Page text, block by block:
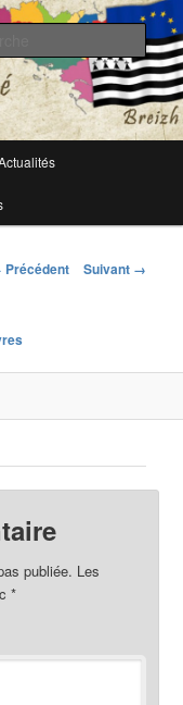
Suivant →
publiée. Les
*